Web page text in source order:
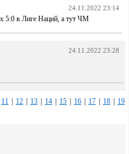
24.11.2022 23:14
5:0 в Лиге Наций, а тут ЧМ
24.11.2022 23:28
11 12 13 14 15 16 17 18
19